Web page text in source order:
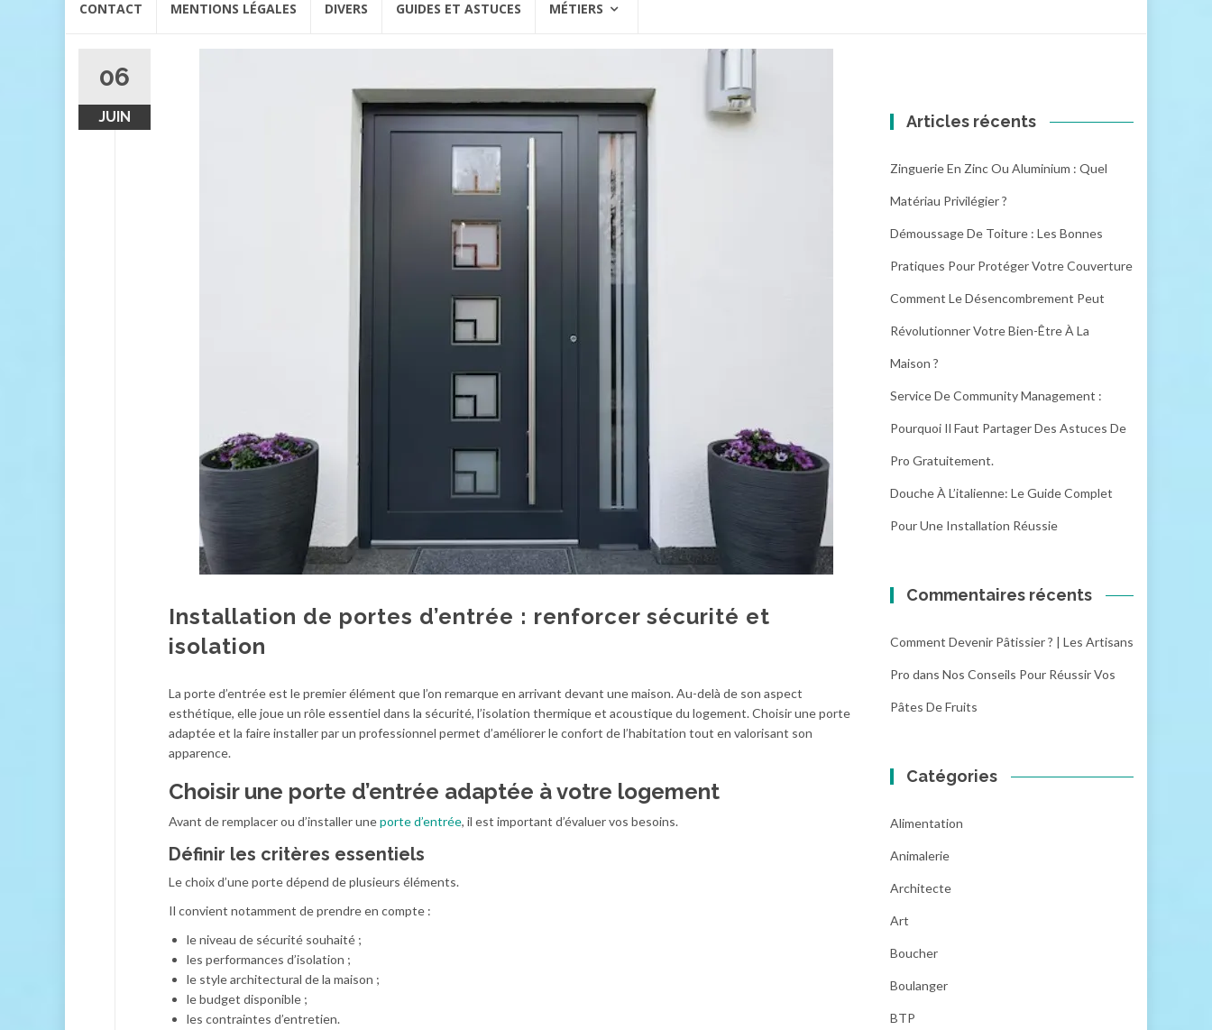
CONTACT MENTIONS LÉGALES DIVERS GUIDES ET ASTUCES MÉTIERS
06
JUIN
Installation de portes d’entrée : renforcer sécurité et
isolation
La porte d’entrée est le premier élément que l’on remarque en arrivant devant une maison. Au-delà de son aspect
esthétique, elle joue un rôle essentiel dans la sécurité, l’isolation thermique et acoustique du logement. Choisir une porte
adaptée et la faire installer par un professionnel permet d’améliorer le confort de l’habitation tout en valorisant son
apparence.
Choisir une porte d’entrée adaptée à votre logement
Avant de remplacer ou d’installer uneporte d’entrée, il est important d’évaluer vos besoins.
Définir les critères essentiels
Le choix d’une porte dépend de plusieurs éléments.
Il convient notamment de prendre en compte :
le niveau de sécurité souhaité ;
les performances d’isolation ;
le style architectural de la maison ;
le budget disponible ;
les contraintes d’entretien.
Articles récents
Zinguerie En Zinc Ou Aluminium : Quel
Matériau Privilégier ?
Démoussage De Toiture : Les Bonnes
Pratiques Pour Protéger Votre Couverture
Comment Le Désencombrement Peut
Révolutionner Votre Bien-Être À La
Maison ?
Service De Community Management :
Pourquoi Il Faut Partager Des Astuces De
Pro Gratuitement.
Douche À L’italienne: Le Guide Complet
Pour Une Installation Réussie
Commentaires récents
Comment Devenir Pâtissier ? | Les Artisans
Pro dans Nos Conseils Pour Réussir Vos
Pâtes De Fruits
Catégories
Alimentation
Animalerie
Architecte
Art
Boucher
Boulanger
BTP